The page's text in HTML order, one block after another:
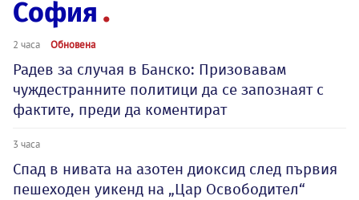
София
2 часа Обновена
Радев за случая в Банско: Призовавам
чуждестранните политици да се запознаят с
фактите, преди да коментират
3 часа
Спад в нивата на азотен диоксид след първия
пешеходен уикенд на „Цар Освободител“